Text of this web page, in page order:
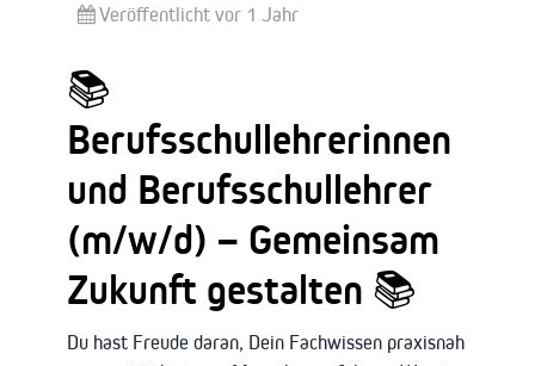
Veröffentlicht vor 1 Jahr
📚
Berufsschullehrerinnen
und Berufsschullehrer
(m/w/d) – Gemeinsam
Zukunft gestalten 📚
Du hast Freude daran, Dein Fachwissen praxisnah